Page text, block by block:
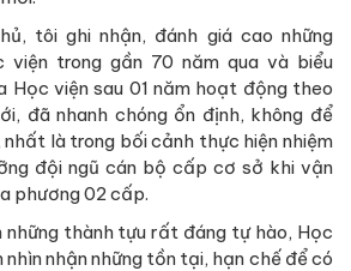
tôi ghi nhận, đánh giá cao những
viện trong gần 70 năm qua và biểu
Học viện sau 01 năm hoạt động theo
đã nhanh chóng ổn định, không để
nhất là trong bối cảnh thực hiện nhiệm
đội ngũ cán bộ cấp cơ sở khi vận
phương 02 cấp.
những thành tựu rất đáng tự hào, Học
nhận những tồn tại, hạn chế để có